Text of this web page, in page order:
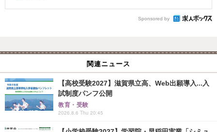
Sponsored by
関連ニュース
【高校受験2027】滋賀県立高、Web出願導入...入
試制度パンフ公開
教育・受験
2026.8.6 Thu 20:45